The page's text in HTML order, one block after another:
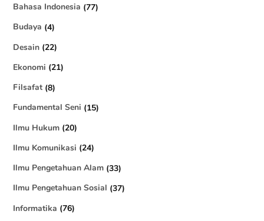
Bahasa Indonesia (77)
Budaya (4)
Desain (22)
Ekonomi (21)
Filsafat (8)
Fundamental Seni (15)
Ilmu Hukum (20)
Ilmu Komunikasi (24)
Ilmu Pengetahuan Alam (33)
Ilmu Pengetahuan Sosial (37)
Informatika (76)